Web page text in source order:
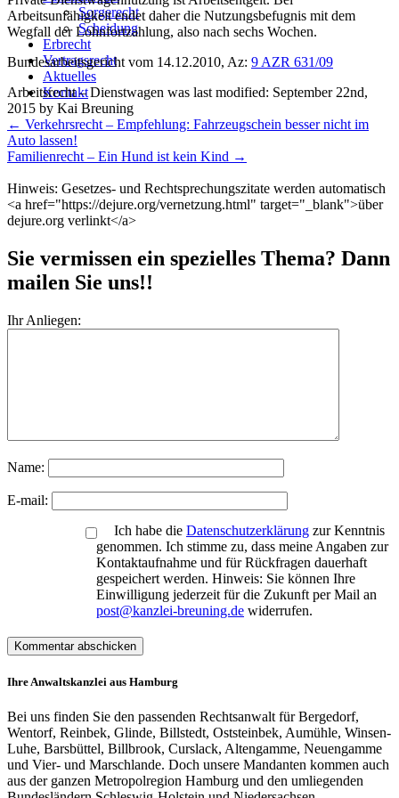
Sorgerecht
Scheidung
Erbrecht
Vertragsrecht
Aktuelles
Kontakt
Arbeitsunfähigkeit endet daher die Nutzungsbefugnis mit dem
Wegfall der Lohnfortzahlung, also nach sechs Wochen.
Bundesarbeitsgericht vom 14.12.2010, Az: 9 AZR 631/09
Arbeitsrecht – Dienstwagen was last modified: September 22nd,
2015 by Kai Breuning
Weitere
Meldungen
← Verkehrsrecht – Empfehlung: Fahrzeugschein besser nicht im
Auto lassen!
Familienrecht – Ein Hund ist kein Kind →
Hinweis: Gesetzes- und Rechtsprechungszitate werden automatisch
<a href="https://dejure.org/vernetzung.html" target="_blank">über
dejure.org verlinkt</a>
Sie vermissen ein spezielles Thema? Dann
mailen Sie uns!!
Ihr Anliegen:
Name:
E-mail:
Ich habe die Datenschutzerklärung zur Kenntnis
genommen. Ich stimme zu, dass meine Angaben zur
Kontaktaufnahme und für Rückfragen dauerhaft
gespeichert werden. Hinweis: Sie können Ihre
Einwilligung jederzeit für die Zukunft per Mail an
post@kanzlei-breuning.de widerrufen.
Ihre Anwaltskanzlei aus Hamburg
Bei uns finden Sie den passenden Rechtsanwalt für Bergedorf,
Wentorf, Reinbek, Glinde, Billstedt, Oststeinbek, Aumühle, Winsen-
Luhe, Barsbüttel, Billbrook, Curslack, Altengamme, Neuengamme
und Vier- und Marschlande. Doch unsere Mandanten kommen auch
aus der ganzen Metropolregion Hamburg und den umliegenden